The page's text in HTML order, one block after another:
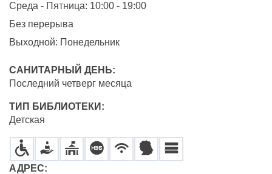
Среда - Пятница: 10:00 - 19:00
Без перерыва
Выходной: Понедельник
САНИТАРНЫЙ ДЕНЬ:
Последний четверг месяца
ТИП БИБЛИОТЕКИ:
Детская
АДРЕС: